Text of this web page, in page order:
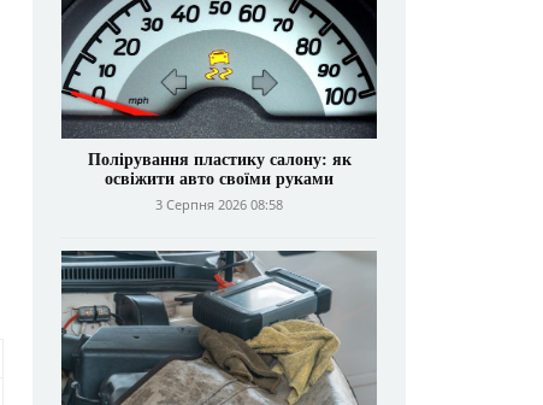
Полірування пластику салону: як
освіжити авто своїми руками
3 Серпня 2026 08:58